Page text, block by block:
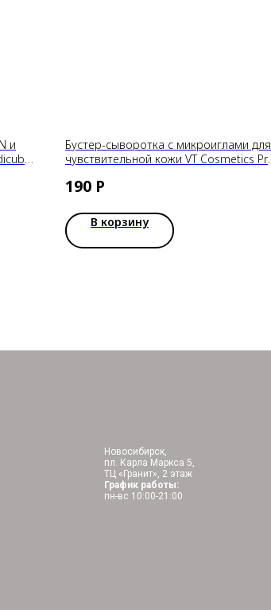
и
Бустер-сыворотка с микроиглами для
чувствительной кожи VT Cosmetics Pro
190 Р
В корзину
Новосибирск,
пл. Карла Маркса 5,
ТЦ «Гранит», 2 этаж
График работы:
пн-вс 10:00-21:00